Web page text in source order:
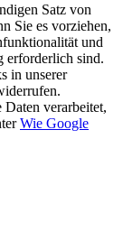
Satz von
Sie es vorziehen,
und
erforderlich sind.
in unserer
verarbeitet,
Wie Google